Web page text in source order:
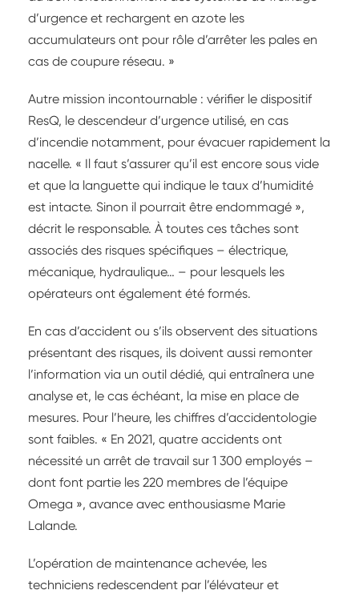
d’urgence et rechargent en azote les
accumulateurs ont pour rôle d’arrêter les pales en
cas de coupure réseau. »
Autre mission incontournable : vérifier le dispositif
ResQ, le descendeur d’urgence utilisé, en cas
d’incendie notamment, pour évacuer rapidement la
nacelle. « Il faut s’assurer qu’il est encore sous vide
et que la languette qui indique le taux d’humidité
est intacte. Sinon il pourrait être endommagé »,
décrit le responsable. À toutes ces tâches sont
associés des risques spécifiques – électrique,
mécanique, hydraulique… – pour lesquels les
opérateurs ont également été formés.
En cas d’accident ou s’ils observent des situations
présentant des risques, ils doivent aussi remonter
l’information via un outil dédié, qui entraînera une
analyse et, le cas échéant, la mise en place de
mesures. Pour l’heure, les chiffres d’accidentologie
sont faibles. « En 2021, quatre accidents ont
nécessité un arrêt de travail sur 1 300 employés –
dont font partie les 220 membres de l’équipe
Omega », avance avec enthousiasme Marie
Lalande.
L’opération de maintenance achevée, les
techniciens redescendent par l’élévateur et